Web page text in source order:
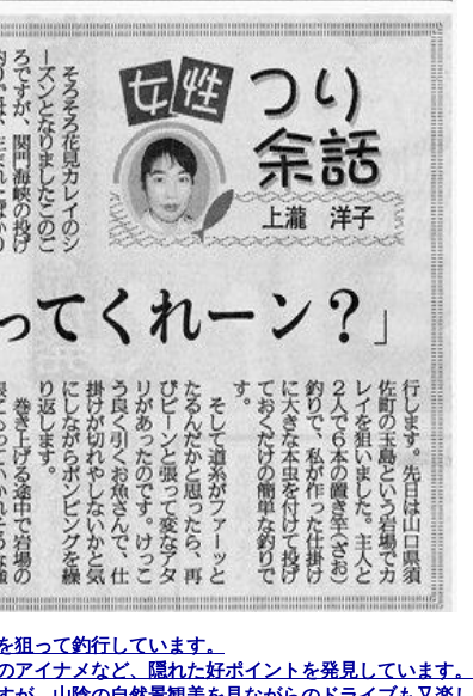
って釣行しています。
イナメなど、隠れた好ポイントを発見しています。